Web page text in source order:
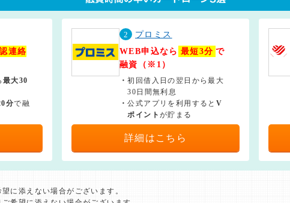
連絡
最大30
分で融
2
プロミス
WEB申込なら 最短3分 で
融資（※1）
・初回借入日の翌日から最大
30日間無利息
・公式アプリを利用すると V
ポイントが貯まる
詳細はこちら
に添えない場合がございます。